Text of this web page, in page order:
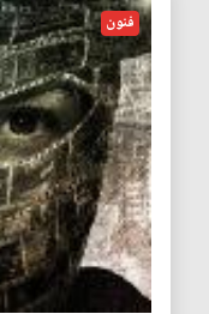
فنون